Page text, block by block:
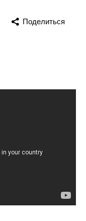
Поделиться